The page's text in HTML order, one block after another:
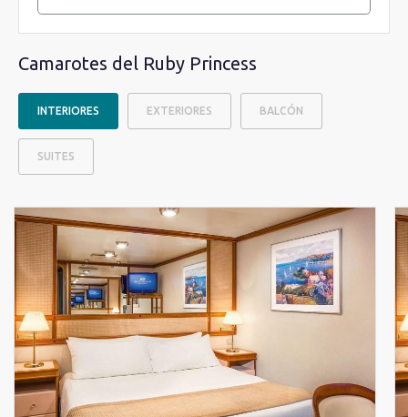
Camarotes del Ruby Princess
INTERIORES EXTERIORES BALCÓN
SUITES